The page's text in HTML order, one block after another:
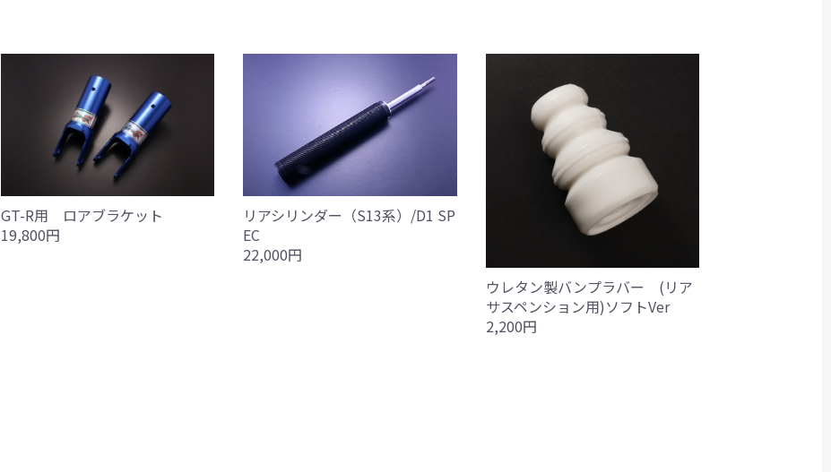
GT-R用 ロアブラケット
19,800円
リアシリンダー（S13系）/D1 SP
EC
22,000円
ウレタン製バンプラバー (リア
サスペンション用)ソフトVer
2,200円